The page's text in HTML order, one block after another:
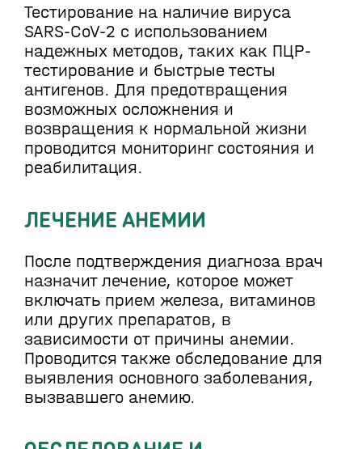
Тестирование на наличие вируса
SARS-CoV-2 с использованием
надежных методов, таких как ПЦР-
тестирование и быстрые тесты
антигенов. Для предотвращения
возможных осложнения и
возвращения к нормальной жизни
проводится мониторинг состояния и
реабилитация.
ЛЕЧЕНИЕ АНЕМИИ
После подтверждения диагноза врач
назначит лечение, которое может
включать прием железа, витаминов
или других препаратов, в
зависимости от причины анемии.
Проводится также обследование для
выявления основного заболевания,
вызвавшего анемию.